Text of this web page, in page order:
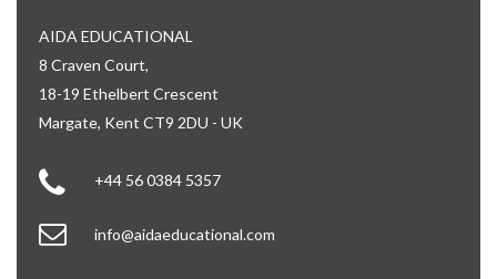
AIDA EDUCATIONAL
8 Craven Court,
18-19 Ethelbert Crescent
Margate, Kent CT9 2DU - UK
+44 56 0384 5357
info@aidaeducational.com